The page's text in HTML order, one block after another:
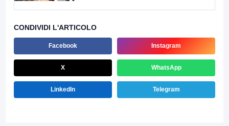
CONDIVIDI L'ARTICOLO
Facebook Instagram
X WhatsApp
LinkedIn Telegram